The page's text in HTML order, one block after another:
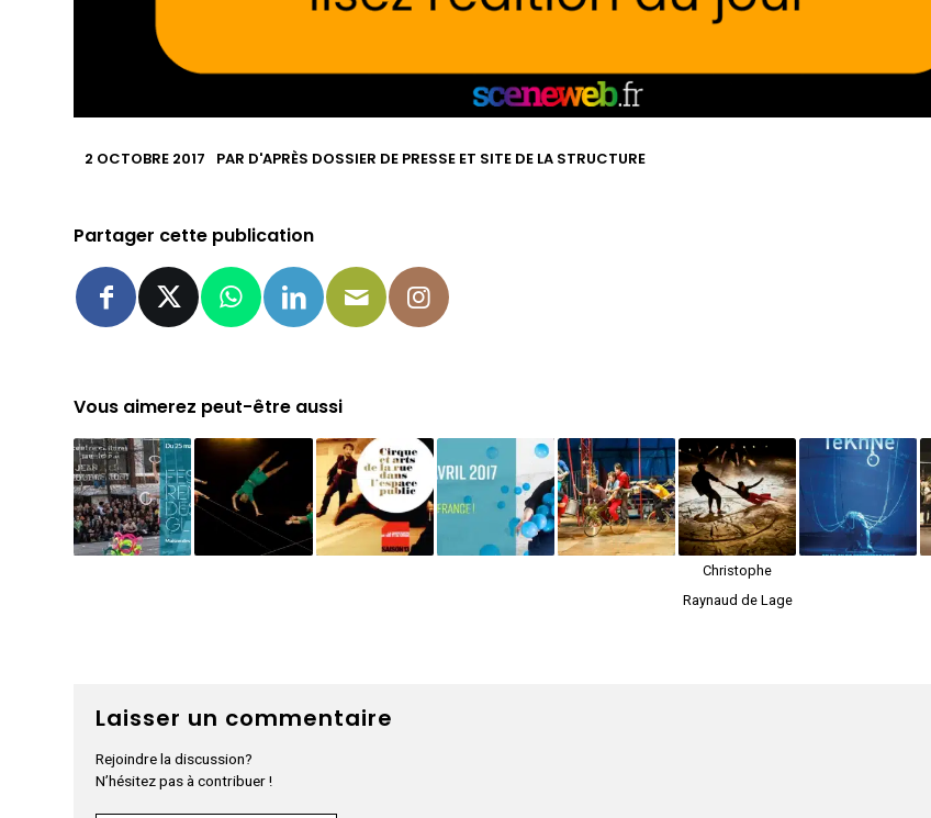
2 OCTOBRE 2017 PAR D'APRÈS DOSSIER DE PRESSE ET SITE DE LA STRUCTURE
Partager cette publication
Vous aimerez peut-être aussi
Christophe
Raynaud de Lage
Laisser un commentaire
Rejoindre la discussion?
N’hésitez pas à contribuer !